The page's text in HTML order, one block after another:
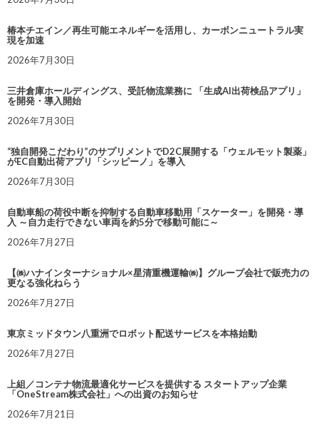
椿本チエイン／再生可能エネルギーを活用し、カーボンニュートラル実
現を加速
2026年7月30日
三井倉庫ホールディングス、受託物流業務に 「生成AI出荷検品アプリ」
を開発・導入開始
2026年7月30日
“独自開発こだわり”のサプリメントでD2C展開する「ウェルモット製薬」
がEC自動出荷アプリ「シッピーノ」を導入
2026年7月30日
自動車船の荷役中断を抑制する自動車移動用「スケーター」を開発・導
入 ～自力走行できない車両を約5分で移動可能に～
2026年7月27日
【㈱ハナインターナショナル×星清重機運輸㈱】グループ会社で販売力の
更なる強化ねらう
2026年7月27日
東京ミッドタウン八重洲でロボット配送サービスを本格始動
2026年7月27日
上組／コンテナ物流最適化サービスを提供する スタートアップ企業
「OneStream株式会社」への出資のお知らせ
2026年7月21日